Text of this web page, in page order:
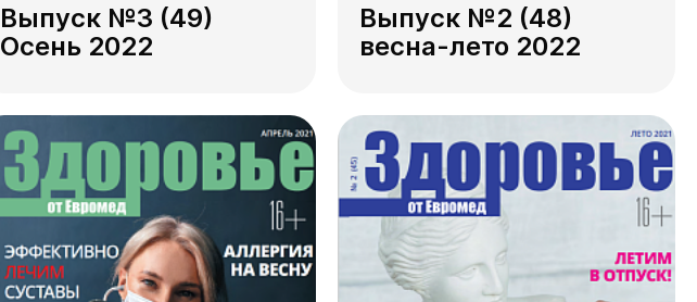
Выпуск №3 (49)
Осень 2022
Выпуск №2 (48)
весна-лето 2022